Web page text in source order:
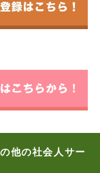
他の社会人サー